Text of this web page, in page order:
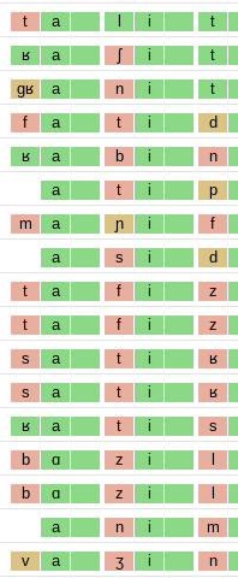
t a l i t
ʁ a ʃ i t
gʁ a n i t
f a t i d
ʁ a b i n
a t i p
m a ɲ i f
a s i d
t a f i z
t a f i z
s a t i ʁ
s a t i ʁ
ʁ a t i s
b ɑ z i l
b ɑ z i l
a n i m
v a ʒ i n